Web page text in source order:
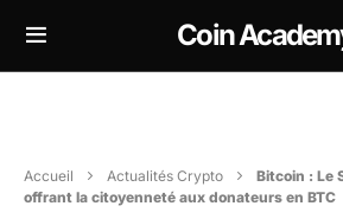
Coin
Accueil Actualités Crypto
Bitcoin : Le
offrant la citoyenneté aux donateurs en BTC